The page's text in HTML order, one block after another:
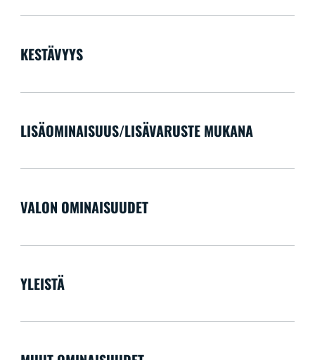
KESTÄVYYS
LISÄOMINAISUUS/LISÄVARUSTE MUKANA
VALON OMINAISUUDET
YLEISTÄ